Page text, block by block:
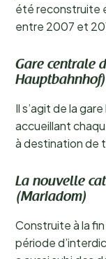
été reconstruite
entre 2007 et
Gare centrale
Hauptbahnhof)
Il s’agit de la
accueillant
à destination de
La nouvelle
(Mariadom)
Construite à la
période